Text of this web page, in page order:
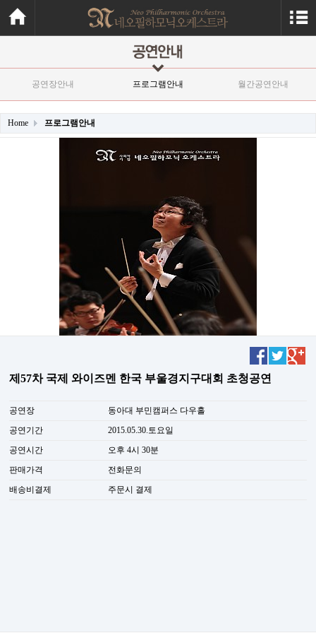
공연장안내 프로그램안내 월간공연안내
Home 프로그램안내
제57차 국제 와이즈멘 한국 부울경지구대회 초청공연
공연장
동아대 부민캠퍼스 다우홀
공연기간
2015.05.30.토요일
공연시간
오후 4시 30분
판매가격
전화문의
배송비결제
주문시 결제